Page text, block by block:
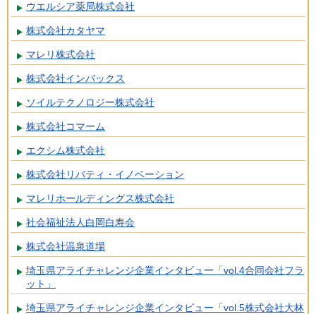
ウエルシア薬局株式会社
株式会社カタヤマ
マレリ株式会社
株式会社インバックス
ソイルテクノロジー株式会社
株式会社コマーム
エクシム株式会社
株式会社リバティ・イノベーション
マレリホールディングス株式会社
社会福祉法人白岡白寿会
株式会社温泉道場
埼玉県アライチャレンジ企業インタビュー「vol.4合同会社フラ
ット」
埼玉県アライチャレンジ企業インタビュー「vol.5株式会社大林